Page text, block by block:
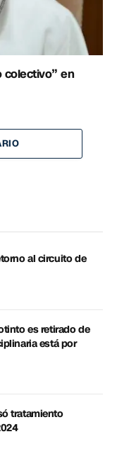
colectivo” en
al circuito de
es retirado de
está por
tratamiento